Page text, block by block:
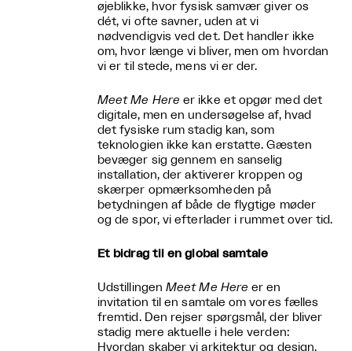
øjeblikke, hvor fysisk samvær giver os
dét, vi ofte savner, uden at vi
nødvendigvis ved det. Det handler ikke
om, hvor længe vi bliver, men om hvordan
vi er til stede, mens vi er der.
Meet Me Here er ikke et opgør med det
digitale, men en undersøgelse af, hvad
det fysiske rum stadig kan, som
teknologien ikke kan erstatte. Gæsten
bevæger sig gennem en sanselig
installation, der aktiverer kroppen og
skærper opmærksomheden på
betydningen af både de flygtige møder
og de spor, vi efterlader i rummet over tid.
Et bidrag til en global samtale
UdstillingenMeet Me Here er en
invitation til en samtale om vores fælles
fremtid. Den rejser spørgsmål, der bliver
stadig mere aktuelle i hele verden:
Hvordan skaber vi arkitektur og design,